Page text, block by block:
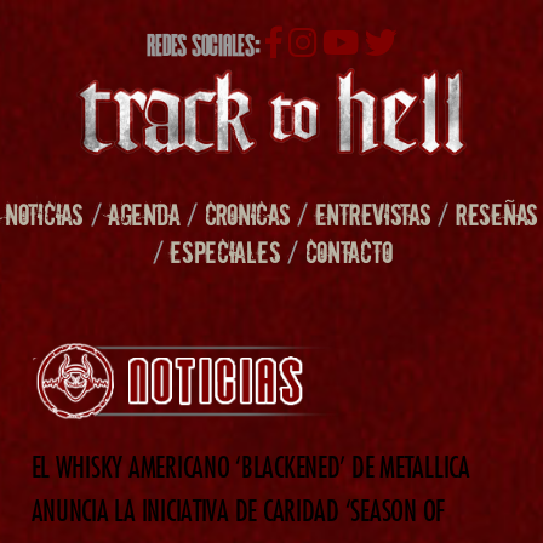
REDES SOCIALES:
NOTICIAS /AGENDA/ CRONICAS/ENTREVISTAS/RESEÑAS
/ESPECIALES/ CONTACTO
EL WHISKY AMERICANO ‘BLACKENED’ DE METALLICA
ANUNCIA LA INICIATIVA DE CARIDAD ‘SEASON OF